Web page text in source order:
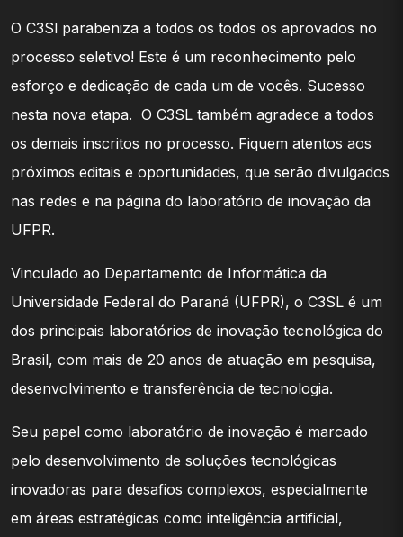
O C3Sl parabeniza a todos os todos os aprovados no
processo seletivo! Este é um reconhecimento pelo
esforço e dedicação de cada um de vocês. Sucesso
nesta nova etapa. O C3SL também agradece a todos
os demais inscritos no processo. Fiquem atentos aos
próximos editais e oportunidades, que serão divulgados
nas redes e na página do laboratório de inovação da
UFPR.
Vinculado ao Departamento de Informática da
Universidade Federal do Paraná (UFPR), o C3SL é um
dos principais laboratórios de inovação tecnológica do
Brasil, com mais de 20 anos de atuação em pesquisa,
desenvolvimento e transferência de tecnologia.
Seu papel como laboratório de inovação é marcado
pelo desenvolvimento de soluções tecnológicas
inovadoras para desafios complexos, especialmente
em áreas estratégicas como inteligência artificial,